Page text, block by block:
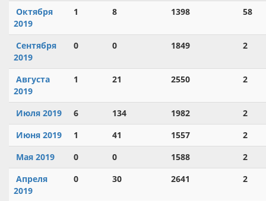
Октября
2019
1 8 1398 58
Сентября
2019
0 0 1849 2
Августа
2019
1 21 2550 2
Июля 2019 6 134 1982
2
Июня 2019
1 41 1557
2
Мая 2019
0 0 1588
2
Апреля
2019
0 30 2641 2